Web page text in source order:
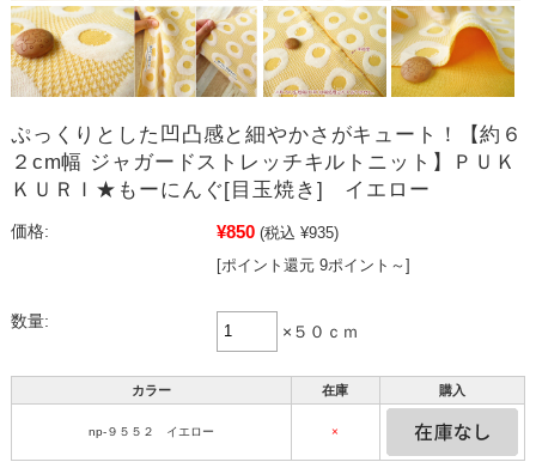
ぷっくりとした凹凸感と細やかさがキュート！【約６
２cm幅 ジャガードストレッチキルトニット】ＰＵＫ
ＫＵＲＩ★もーにんぐ[目玉焼き] イエロー
価格: ¥850 (税込 ¥935)
[ポイント還元 9ポイント～]
数量:
×５０ｃｍ
カラー 在庫 購入
np-９５５２ イエロー ×